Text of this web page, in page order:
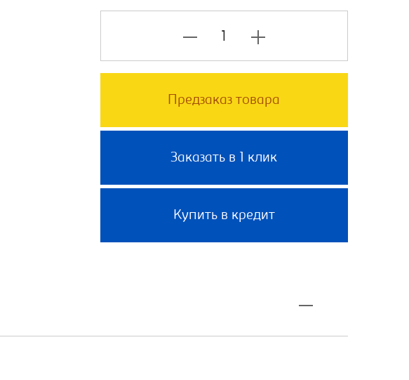
Предзаказ товара
Заказать в 1 клик
Купить в кредит